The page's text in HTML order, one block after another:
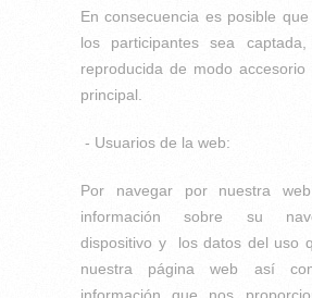
En consecuencia es posible
los participantes sea
reproducida de modo accesorio
principal.
- Usuarios de la web:
Por navegar por nuestra
información sobre su
dispositivo y los datos del uso
nuestra página web así